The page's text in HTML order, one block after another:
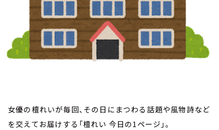
女優の檀れいが毎回、その日にまつわる話題や風物詩など
を交えてお届けする「檀れい 今日の1ページ」。